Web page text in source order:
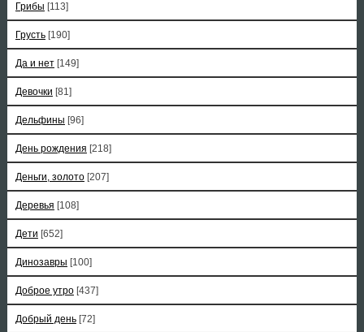
Грибы [113]
Грусть [190]
Да и нет [149]
Девочки [81]
Дельфины [96]
День рождения [218]
Деньги, золото [207]
Деревья [108]
Дети [652]
Динозавры [100]
Доброе утро [437]
Добрый день [72]